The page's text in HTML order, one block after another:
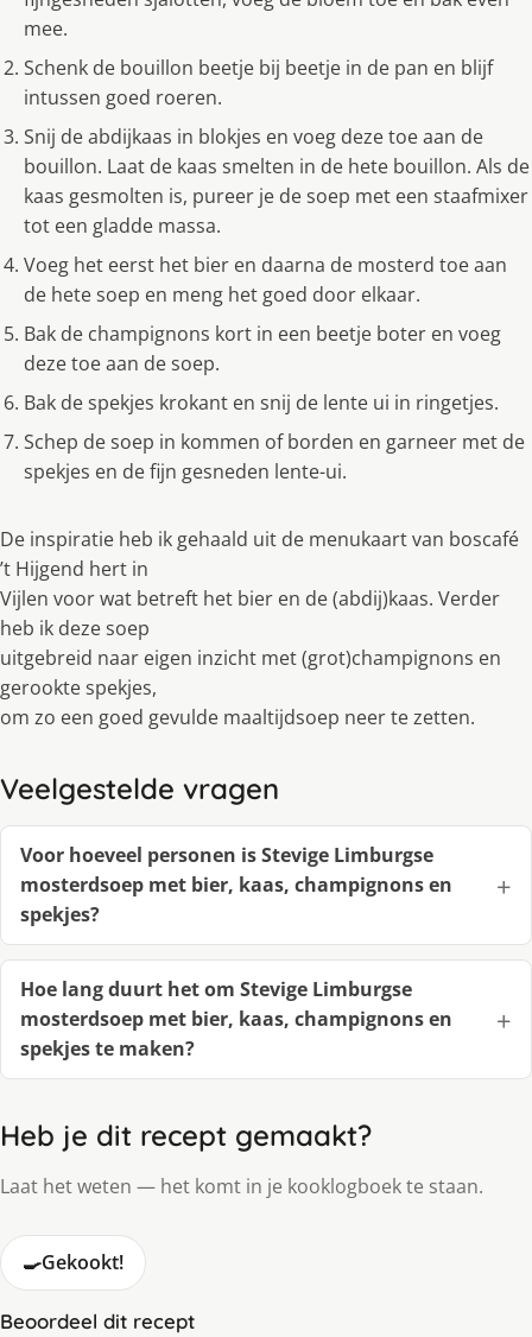
mee.
Schenk de bouillon beetje bij beetje in de pan en blijf
intussen goed roeren.
Snij de abdijkaas in blokjes en voeg deze toe aan de
bouillon. Laat de kaas smelten in de hete bouillon. Als de
kaas gesmolten is, pureer je de soep met een staafmixer
tot een gladde massa.
Voeg het eerst het bier en daarna de mosterd toe aan
de hete soep en meng het goed door elkaar.
Bak de champignons kort in een beetje boter en voeg
deze toe aan de soep.
Bak de spekjes krokant en snij de lente ui in ringetjes.
Schep de soep in kommen of borden en garneer met de
spekjes en de fijn gesneden lente-ui.
De inspiratie heb ik gehaald uit de menukaart van boscafé
’t Hijgend hert in
Vijlen voor wat betreft het bier en de (abdij)kaas. Verder
heb ik deze soep
uitgebreid naar eigen inzicht met (grot)champignons en
gerookte spekjes,
om zo een goed gevulde maaltijdsoep neer te zetten.
Veelgestelde vragen
Voor hoeveel personen is Stevige Limburgse
mosterdsoep met bier, kaas, champignons en
spekjes?
Hoe lang duurt het om Stevige Limburgse
mosterdsoep met bier, kaas, champignons en
spekjes te maken?
Heb je dit recept gemaakt?
Laat het weten — het komt in je kooklogboek te staan.
🍳Gekookt!
Beoordeel dit recept